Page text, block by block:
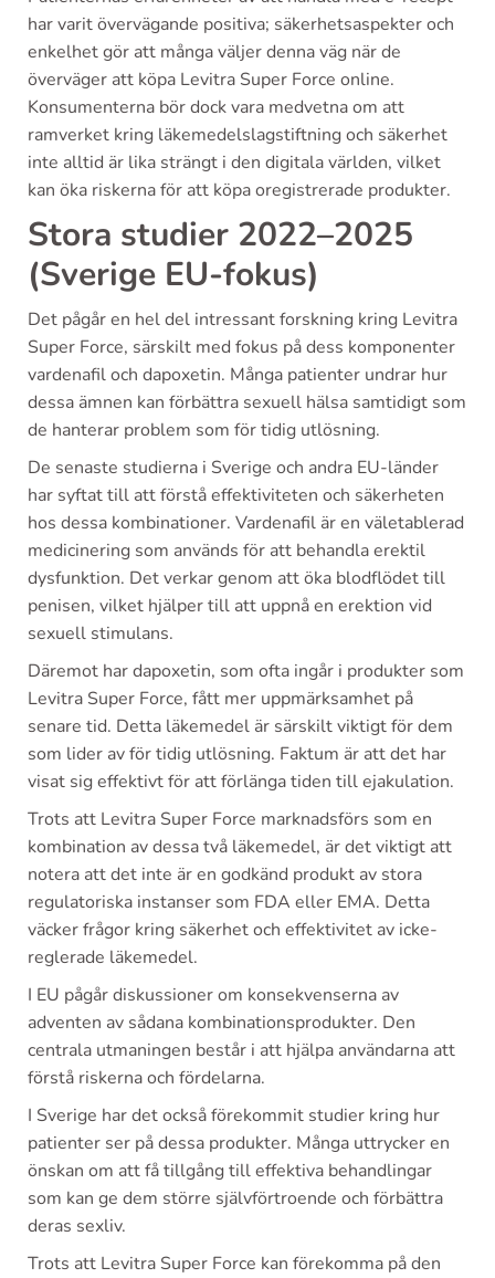
har varit övervägande positiva; säkerhetsaspekter och
enkelhet gör att många väljer denna väg när de
överväger att köpa Levitra Super Force online.
Konsumenterna bör dock vara medvetna om att
ramverket kring läkemedelslagstiftning och säkerhet
inte alltid är lika strängt i den digitala världen, vilket
kan öka riskerna för att köpa oregistrerade produkter.
Stora studier 2022–2025
(Sverige EU-fokus)
Det pågår en hel del intressant forskning kring Levitra
Super Force, särskilt med fokus på dess komponenter
vardenafil och dapoxetin. Många patienter undrar hur
dessa ämnen kan förbättra sexuell hälsa samtidigt som
de hanterar problem som för tidig utlösning.
De senaste studierna i Sverige och andra EU-länder
har syftat till att förstå effektiviteten och säkerheten
hos dessa kombinationer. Vardenafil är en väletablerad
medicinering som används för att behandla erektil
dysfunktion. Det verkar genom att öka blodflödet till
penisen, vilket hjälper till att uppnå en erektion vid
sexuell stimulans.
Däremot har dapoxetin, som ofta ingår i produkter som
Levitra Super Force, fått mer uppmärksamhet på
senare tid. Detta läkemedel är särskilt viktigt för dem
som lider av för tidig utlösning. Faktum är att det har
visat sig effektivt för att förlänga tiden till ejakulation.
Trots att Levitra Super Force marknadsförs som en
kombination av dessa två läkemedel, är det viktigt att
notera att det inte är en godkänd produkt av stora
regulatoriska instanser som FDA eller EMA. Detta
väcker frågor kring säkerhet och effektivitet av icke-
reglerade läkemedel.
I EU pågår diskussioner om konsekvenserna av
adventen av sådana kombinationsprodukter. Den
centrala utmaningen består i att hjälpa användarna att
förstå riskerna och fördelarna.
I Sverige har det också förekommit studier kring hur
patienter ser på dessa produkter. Många uttrycker en
önskan om att få tillgång till effektiva behandlingar
som kan ge dem större självförtroende och förbättra
deras sexliv.
Trots att Levitra Super Force kan förekomma på den